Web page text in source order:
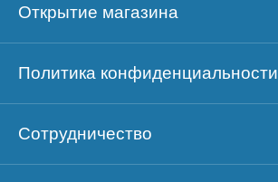
Открытие магазина
Политика конфиденциальности
Сотрудничество